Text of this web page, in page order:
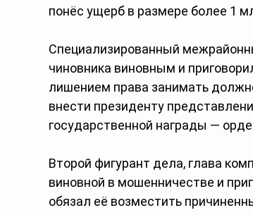
понёс ущерб в размере более 1
Специализированный
чиновника виновным и
лишением права занимать
внести президенту
государственной награды —
Второй фигурант дела, глава
виновной в мошенничестве и
обязал её возместить